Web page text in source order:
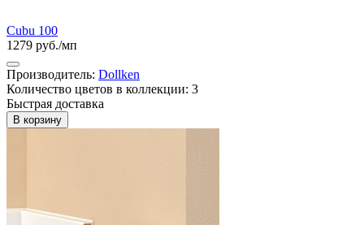
Cubu 100
1279 руб./мп
Производитель: Dollken
Количество цветов в коллекции: 3
Быстрая доставка
В корзину